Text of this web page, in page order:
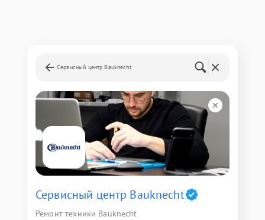
Сервисный центр Bauknecht
Сервисный центр Bauknecht
Ремонт техники Bauknecht